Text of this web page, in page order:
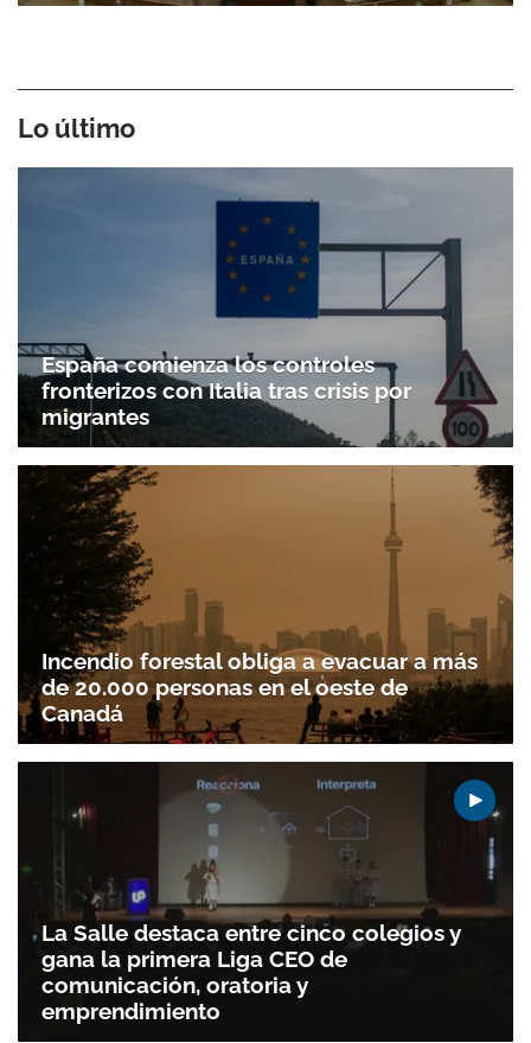
Lo último
España comienza los controles
fronterizos con Italia tras crisis por
migrantes
Incendio forestal obliga a evacuar a más
de 20.000 personas en el oeste de
Canadá
La Salle destaca entre cinco colegios y
gana la primera Liga CEO de
comunicación, oratoria y
emprendimiento